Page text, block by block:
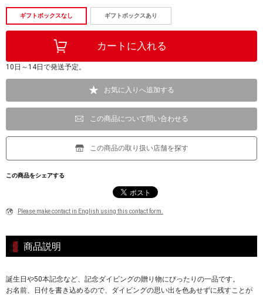
ギフトボックスなし ギフトボックスあり
10日～14日で発送予定。
お気に入りへ追加する
この商品について問い合わせる
この商品の取り扱い店舗を探す
この商品をシェアする
Please make contact in English using this contact form.
商品説明
誕生日や50本記念など、記念ダイビングの贈り物にぴったりの一品です。
お名前、日付を書き込めるので、ダイビングの思い出を色あせずに残すことが